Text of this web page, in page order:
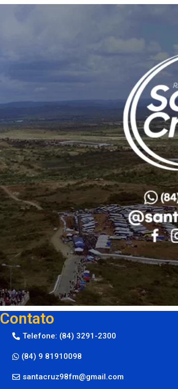
Contato
Telefone: (84) 3291-2300
(84) 9 81910098
santacruz98fm@gmail.com